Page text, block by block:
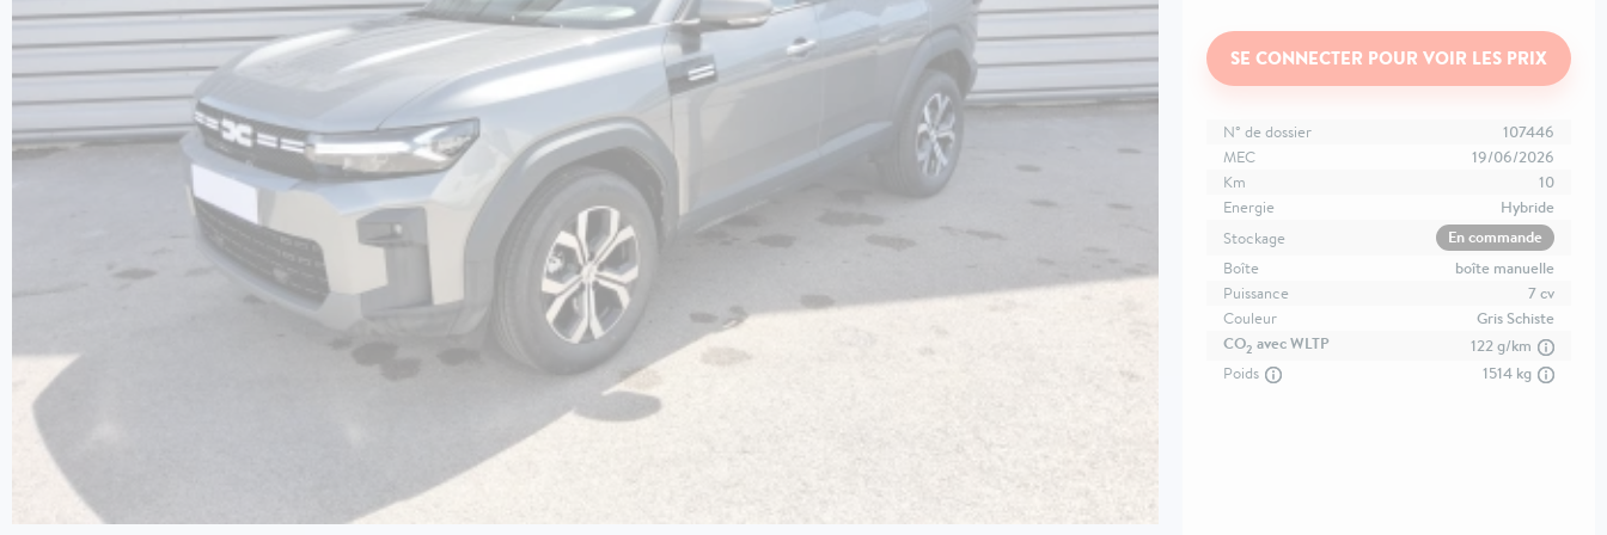
SE CONNECTER POUR VOIR LES PRIX
N° de dossier
107446
MEC
19/06/2026
Km
10
Energie
Hybride
Stockage
En commande
Boîte
boîte manuelle
Puissance
7 cv
Couleur
Gris Schiste
CO2 avec WLTP
122 g/km
Poids
1514 kg